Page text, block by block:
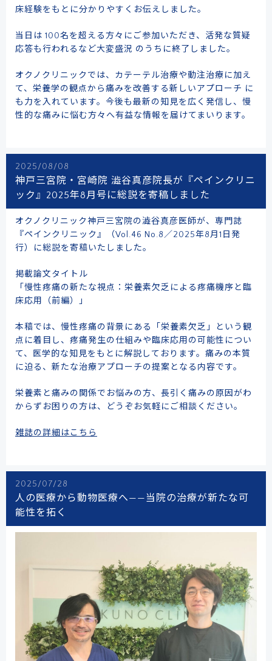
床経験をもとに分かりやすくお伝えしました。
当日は 100名を超える方々にご参加いただき、活発な質疑
応答も行われるなど大変盛況 のうちに終了しました。
オクノクリニックでは、カテーテル治療や動注治療に加え
て、栄養学の観点から痛みを改善する新しいアプローチ に
も力を入れています。今後も最新の知見を広く発信し、慢
性的な痛みに悩む方々へ有益な情報を届けてまいります。
2025/08/08
神戸三宮院・宮崎院 澁谷真彦院長が『ペインクリニ
ック』2025年8月号に総説を寄稿しました
オクノクリニック神戸三宮院の澁谷真彦医師が、専門誌
『ペインクリニック』（Vol.46 No.8／2025年8月1日発
行）に総説を寄稿いたしました。
掲載論文タイトル
「慢性疼痛の新たな視点：栄養素欠乏による疼痛機序と臨
床応用（前編）」
本稿では、慢性疼痛の背景にある「栄養素欠乏」という観
点に着目し、疼痛発生の仕組みや臨床応用の可能性につい
て、医学的な知見をもとに解説しております。痛みの本質
に迫る、新たな治療アプローチの提案となる内容です。
栄養素と痛みの関係でお悩みの方、長引く痛みの原因がわ
からずお困りの方は、どうぞお気軽にご相談ください。
雑誌の詳細はこちら
2025/07/28
人の医療から動物医療へ——当院の治療が新たな可
能性を拓く